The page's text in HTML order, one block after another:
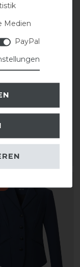
Stiefelette
€
MERKEN
Medien
PayPal